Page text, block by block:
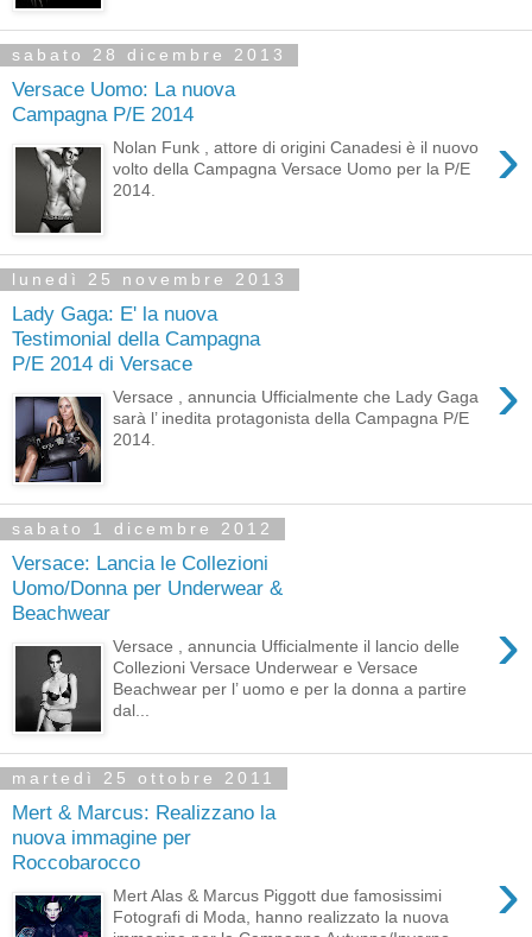
sabato 28 dicembre 2013
Versace Uomo: La nuova
Campagna P/E 2014
›
Nolan Funk , attore di origini Canadesi è il nuovo
volto della Campagna Versace Uomo per la P/E
2014.
lunedì 25 novembre 2013
Lady Gaga: E' la nuova
Testimonial della Campagna
P/E 2014 di Versace
›
Versace , annuncia Ufficialmente che Lady Gaga
sarà l’ inedita protagonista della Campagna P/E
2014.
sabato 1 dicembre 2012
Versace: Lancia le Collezioni
Uomo/Donna per Underwear &
Beachwear
›
Versace , annuncia Ufficialmente il lancio delle
Collezioni Versace Underwear e Versace
Beachwear per l’ uomo e per la donna a partire
dal...
martedì 25 ottobre 2011
Mert & Marcus: Realizzano la
nuova immagine per
Roccobarocco
›
Mert Alas & Marcus Piggott due famosissimi
Fotografi di Moda, hanno realizzato la nuova